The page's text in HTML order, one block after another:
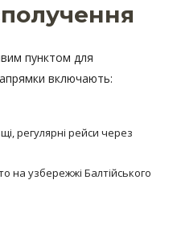
пунктом для
включають:
регулярні рейси через
на узбережжі Балтійського